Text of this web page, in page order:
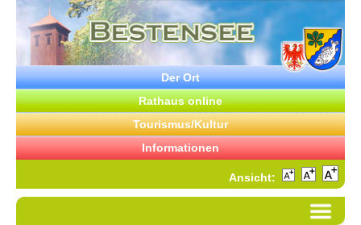
Der Ort
Rathaus online
Tourismus/Kultur
Informationen
Ansicht: